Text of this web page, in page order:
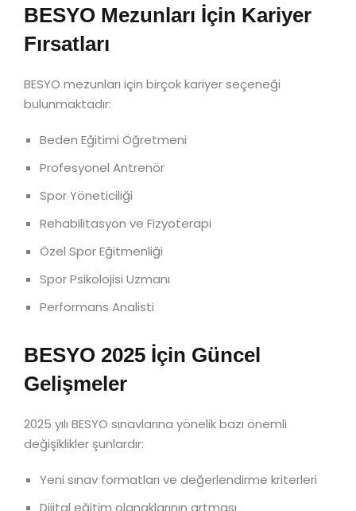
BESYO Mezunları İçin Kariyer
Fırsatları
BESYO mezunları için birçok kariyer seçeneği
bulunmaktadır:
Beden Eğitimi Öğretmeni
Profesyonel Antrenör
Spor Yöneticiliği
Rehabilitasyon ve Fizyoterapi
Özel Spor Eğitmenliği
Spor Psikolojisi Uzmanı
Performans Analisti
BESYO 2025 İçin Güncel
Gelişmeler
2025 yılı BESYO sınavlarına yönelik bazı önemli
değişiklikler şunlardır:
Yeni sınav formatları ve değerlendirme kriterleri